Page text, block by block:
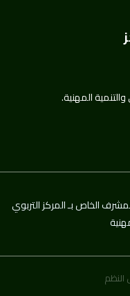
المهنية.
الخاص بـ المركز التربوي